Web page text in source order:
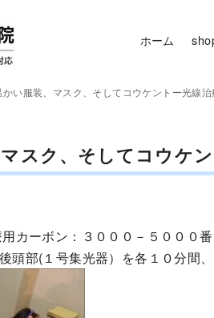
ホーム
い服装、マスク、そしてコウケントー光線治
スク、そしてコウケ
カーボン：３０００－５０００
頭部(１号集光器）を各１０分間